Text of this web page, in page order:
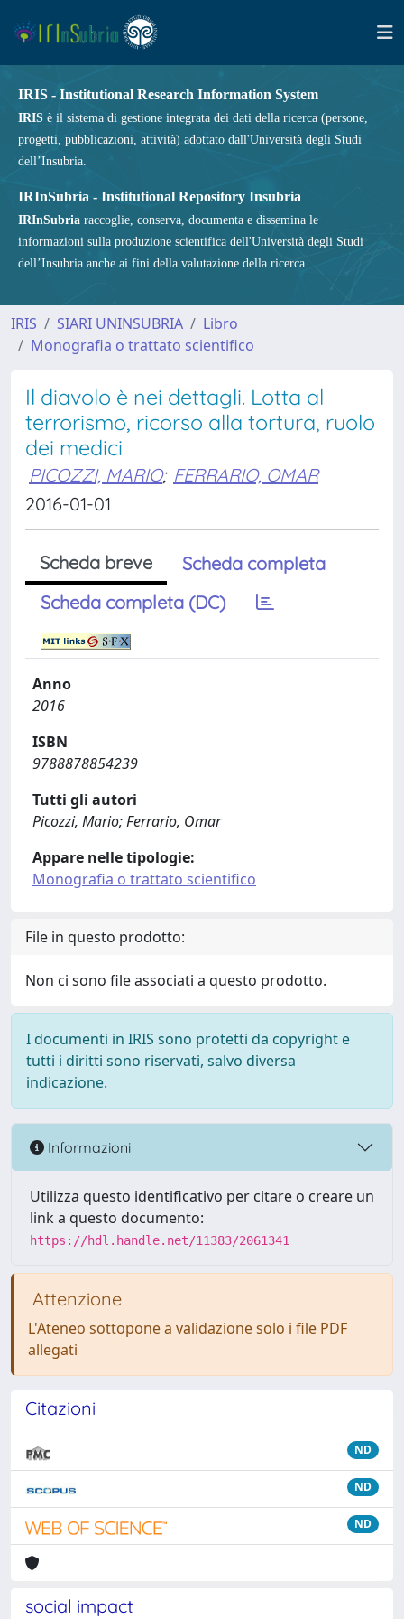
IRIS - Institutional Research Information System
IRIS è il sistema di gestione integrata dei dati della ricerca (persone,
progetti, pubblicazioni, attività) adottato dall'Università degli Studi
dell’Insubria.
IRInSubria - Institutional Repository Insubria
IRInSubria raccoglie, conserva, documenta e dissemina le
informazioni sulla produzione scientifica dell'Università degli Studi
dell’Insubria anche ai fini della valutazione della ricerca.
IRIS SIARI UNINSUBRIA
Libro
Monografia o trattato scientifico
Il diavolo è nei dettagli. Lotta al
terrorismo, ricorso alla tortura, ruolo
dei medici
PICOZZI, MARIO; FERRARIO, OMAR
2016-01-01
Scheda breve
Scheda completa
Scheda completa (DC)
Anno
2016
ISBN
9788878854239
Tutti gli autori
Picozzi, Mario; Ferrario, Omar
Appare nelle tipologie:
Monografia o trattato scientifico
File in questo prodotto:
Non ci sono file associati a questo prodotto.
I documenti in IRIS sono protetti da copyright e
tutti i diritti sono riservati, salvo diversa
indicazione.
Informazioni
Utilizza questo identificativo per citare o creare un
link a questo documento:
https://hdl.handle.net/11383/2061341
Attenzione
L'Ateneo sottopone a validazione solo i file PDF
allegati
Citazioni
ND
ND
ND
social impact